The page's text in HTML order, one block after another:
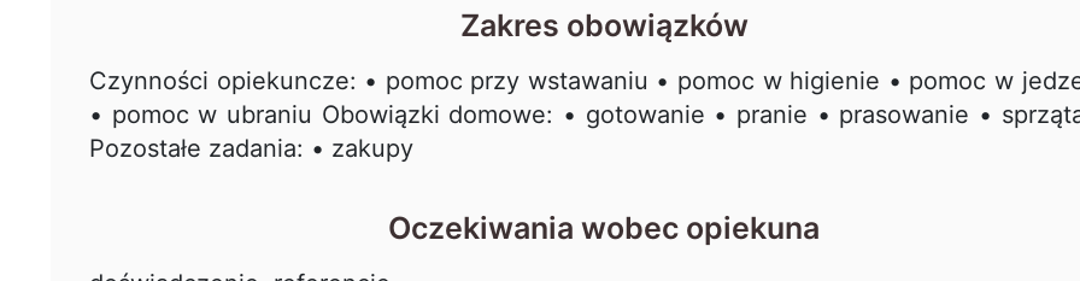
Zakres obowiązków
Czynności opiekuncze: • pomoc przy wstawaniu • pomoc w higienie • pomoc w
• pomoc w ubraniu Obowiązki domowe: • gotowanie • pranie • prasowanie •
Pozostałe zadania: • zakupy
Oczekiwania wobec opiekuna